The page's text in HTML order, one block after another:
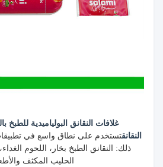
غلافات النقانق البولياميدية
النقانقتستخدم على نطاق واسع في
ذلك: النقانق الطبخ بخار، اللحوم الغداء،
الحليب المكثف